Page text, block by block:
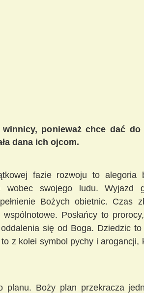
ponieważ chce dać do
dana ich ojcom.
fazie rozwoju to alegoria
wobec swojego ludu. Wyjazd
Bożych obietnic. Czas
Posłańcy to
się od Boga. Dziedzic
z kolei symbol pychy i arogancji,
planu. Boży plan przekracza